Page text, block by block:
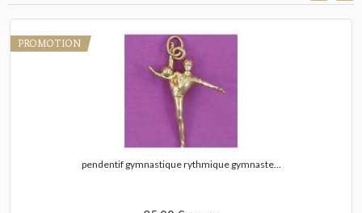
PROMOTION
pendentif gymnastique rythmique gymnaste...